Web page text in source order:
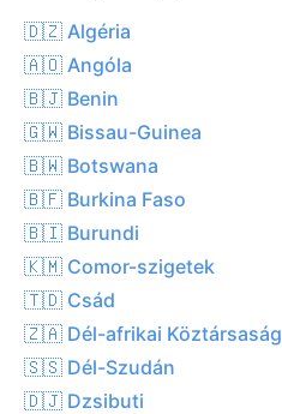
🇩🇿 Algéria
🇦🇴 Angóla
🇧🇯 Benin
🇬🇼 Bissau-Guinea
🇧🇼 Botswana
🇧🇫 Burkina Faso
🇧🇮 Burundi
🇰🇲 Comor-szigetek
🇹🇩 Csád
🇿🇦 Dél-afrikai Köztársaság
🇸🇸 Dél-Szudán
🇩🇯 Dzsibuti